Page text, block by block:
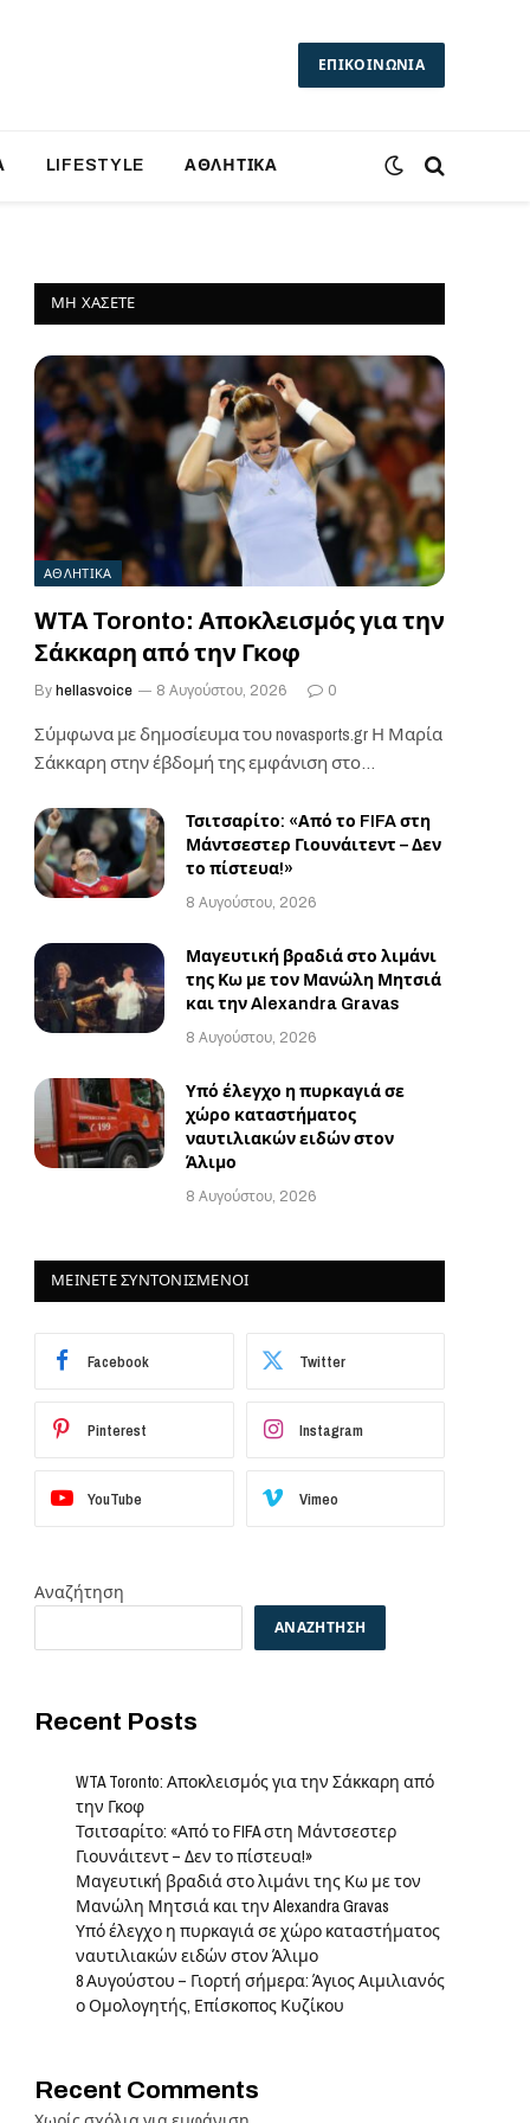
ΕΠΙΚΟΙΝΩΝΙΑ
LIFESTYLE ΑΘΛΗΤΙΚΑ
ΜΗ ΧΆΣΕΤΕ
ΑΘΛΗΤΙΚΑ
WTA Toronto: Αποκλεισμός για την
Σάκκαρη από την Γκοφ
By hellasvoice 8 Αυγούστου, 2026 0
Σύμφωνα με δημοσίευμα του novasports.gr Η Μαρία
Σάκκαρη στην έβδομή της εμφάνιση στο
Τσιτσαρίτο: «Από το FIFA στη
Μάντσεστερ Γιουνάιτεντ – Δεν
το πίστευα!»
8 Αυγούστου, 2026
Μαγευτική βραδιά στο λιμάνι
της Κω με τον Μανώλη Μητσιά
και την Alexandra Gravas
8 Αυγούστου, 2026
Υπό έλεγχο η πυρκαγιά σε
χώρο καταστήματος
ναυτιλιακών ειδών στον
Άλιμο
8 Αυγούστου, 2026
ΜΕΙΝΕΤΕ ΣΥΝΤΟΝΙΣΜΕΝΟΙ
Facebook Twitter
Pinterest Instagram
YouTube Vimeo
Αναζήτηση
ΑΝΑΖΉΤΗΣΗ
Recent Posts
WTA Toronto: Αποκλεισμός για την Σάκκαρη από
την Γκοφ
Τσιτσαρίτο: «Από το FIFA στη Μάντσεστερ
Γιουνάιτεντ – Δεν το πίστευα!»
Μαγευτική βραδιά στο λιμάνι της Κω με τον
Μανώλη Μητσιά και την Alexandra Gravas
Υπό έλεγχο η πυρκαγιά σε χώρο καταστήματος
ναυτιλιακών ειδών στον Άλιμο
8 Αυγούστου – Γιορτή σήμερα: Άγιος Αιμιλιανός
ο Ομολογητής, Επίσκοπος Κυζίκου
Recent Comments